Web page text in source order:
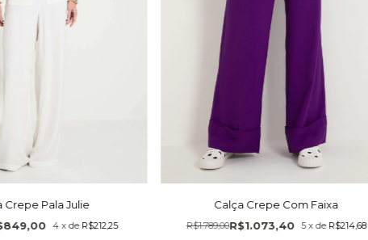
Crepe Pala Julie
4 xde R$212,25
Calça Crepe Com Faixa
R$1.073,40
R$1.789,00 5 xde R$214,68